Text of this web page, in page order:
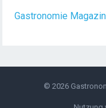
Gastronomie Magazin
© 2026